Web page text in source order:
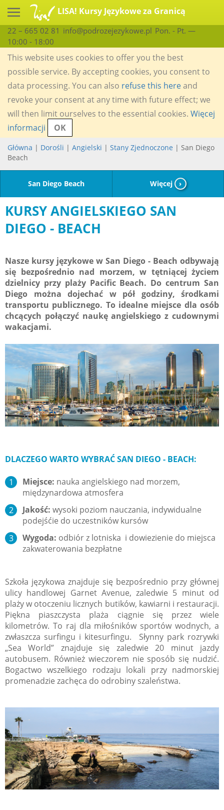
LISA! Kursy Językowe za Granicą
22 – 665 02 81 info@podrozejezykowe.pl Pon. - Pt. —
10:00 - 18:00
This website uses cookies to offer you the best
possible service. By accepting cookies, you consent to
data processing. You can also refuse this hereand
revoke your consent at any time with future effect; we
will then limit ourselves to the essential cookies. Więcej
informacji
OK
Główna | Dorośli | Angielski | Stany Zjednoczone | San Diego
Beach
San Diego Beach Więcej ›
KURSY ANGIELSKIEGO SAN
DIEGO - BEACH
Nasze kursy językowe w San Diego - Beach odbywają
się bezpośrednio nad morzem, w tętniącej życiem
dzielnicy przy plaży Pacific Beach. Do centrum San
Diego można dojechać w pół godziny, środkami
transportu publicznego. To idealne miejsce dla osób
chcących połączyć naukę angielskiego z cudownymi
wakacjami.
DLACZEGO WARTO WYBRAĆ SAN DIEGO - BEACH:
Miejsce: nauka angielskiego nad morzem,
międzynardowa atmosfera
Jakość: wysoki poziom nauczania, indywidualne
podejśćie do uczestników kursów
Wygoda: odbiór z lotniska i dowiezienie do miejsca
zakwaterowania bezpłatne
Szkoła językowa znajduje się bezpośrednio przy głównej
ulicy handlowej Garnet Avenue, zaledwie 5 minut od
plaży w otoczeniu licznych butików, kawiarni i restauracji.
Piękna piaszczysta plaża ciągnie się przez wiele
kilometrów. To raj dla miłośników sportów wodnych, a
zwłaszcza surfingu i kitesurfingu. Słynny park rozrywki
„Sea World” znajduje się zaledwie 20 minut jazdy
autobusem. Również wieczorem nie sposób się nudzić.
Bogactwo wszelkiego rodzaju lokali przy nadmorskiej
promenadzie zachęca do odrobiny szaleństwa.